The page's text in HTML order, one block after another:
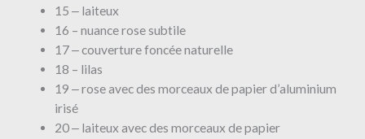
15 ‒ laiteux
16 – nuance rose subtile
17 ‒ couverture foncée naturelle
18 – lilas
19 ‒ rose avec des morceaux de papier d’aluminium
irisé
20 ‒ laiteux avec des morceaux de papier